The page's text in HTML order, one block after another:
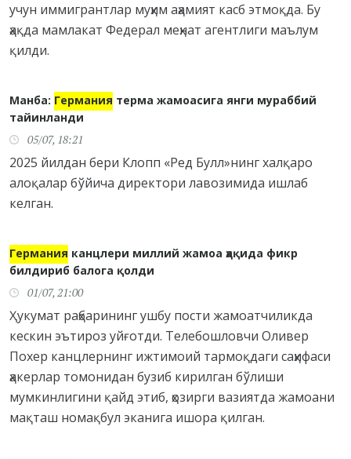
учун иммигрантлар муҳим аҳамият касб этмоқда. Бу
ҳақда мамлакат Федерал меҳнат агентлиги маълум
қилди.
Манба: Германия терма жамоасига янги мураббий
тайинланди
05/07, 18:21
2025 йилдан бери Клопп «Ред Булл»нинг халқаро
алоқалар бўйича директори лавозимида ишлаб
келган.
Германия канцлери миллий жамоа ҳақида фикр
билдириб балога қолди
01/07, 21:00
Ҳукумат раҳбарининг ушбу пости жамоатчиликда
кескин эътироз уйғотди. Телебошловчи Оливер
Похер канцлернинг ижтимоий тармоқдаги саҳифаси
ҳакерлар томонидан бузиб кирилган бўлиши
мумкинлигини қайд этиб, ҳозирги вазиятда жамоани
мақташ номақбул эканига ишора қилган.